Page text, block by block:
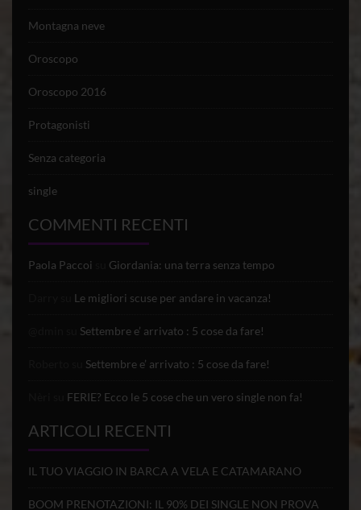
Montagna neve
Oroscopo
Oroscopo 2016
Protagonisti
Senza categoria
single
COMMENTI RECENTI
Paola Paccoi Giordania: una terra senza tempo
Le migliori scuse per andare in vacanza!
Settembre e’ arrivato : 5 cose da fare!
Settembre e’ arrivato : 5 cose da fare!
FERIE? Ecco le 5 cose che un vero single non fa!
ARTICOLI RECENTI
IL TUO VIAGGIO IN BARCA A VELA E CATAMARANO
BOOM PRENOTAZIONI: IL 90% DEI SINGLE NON PROVA